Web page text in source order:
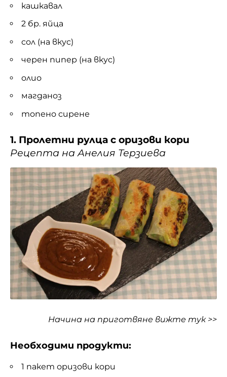
кашкавал
2 бр. яйца
сол (на вкус)
черен пипер (на вкус)
олио
магданоз
топено сирене
1. Пролетни рулца с оризови кори
Рецепта на Анелия Терзиева
Начина на приготвяне вижте тук >>
Необходими продукти:
1 пакет оризови кори